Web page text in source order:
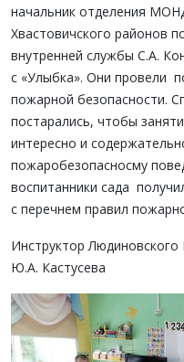
начальник отделения
Хвастовичского районов
внутренней службы С.А.
с «Улыбка». Они провели
пожарной безопасности.
постарались, чтобы
интересно и
пожаробезопасносму
воспитанники сада
с перечнем правил
Инструктор
Ю.А. Кастусева